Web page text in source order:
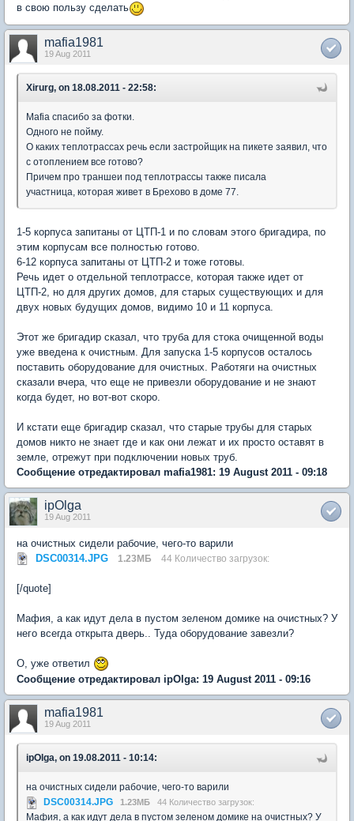
в свою пользу сделать
mafia1981
19 Aug 2011
Xirurg, on 18.08.2011 - 22:58:
Mafia спасибо за фотки.
Одного не пойму.
О каких теплотрассах речь если застройщик на пикете заявил, что
с отоплением все готово?
Причем про траншеи под теплотрассы также писала
участница, которая живет в Брехово в доме 77.
1-5 корпуса запитаны от ЦТП-1 и по словам этого бригадира, по
этим корпусам все полностью готово.
6-12 корпуса запитаны от ЦТП-2 и тоже готовы.
Речь идет о отдельной теплотрассе, которая также идет от
ЦТП-2, но для других домов, для старых существующих и для
двух новых будущих домов, видимо 10 и 11 корпуса.
Этот же бригадир сказал, что труба для стока очищенной воды
уже введена к очистным. Для запуска 1-5 корпусов осталось
поставить оборудование для очистных. Работяги на очистных
сказали вчера, что еще не привезли оборудование и не знают
когда будет, но вот-вот скоро.
И кстати еще бригадир сказал, что старые трубы для старых
домов никто не знает где и как они лежат и их просто оставят в
земле, отрежут при подключении новых труб.
Сообщение отредактировал mafia1981: 19 August 2011 - 09:18
ipOlga
19 Aug 2011
на очистных сидели рабочие, чего-то варили
DSC00314.JPG
1.23МБ 44 Количество загрузок:
[/quote]
Мафия, а как идут дела в пустом зеленом домике на очистных? У
него всегда открыта дверь.. Туда оборудование завезли?
О, уже ответил
Сообщение отредактировал ipOlga: 19 August 2011 - 09:16
mafia1981
19 Aug 2011
ipOlga, on 19.08.2011 - 10:14:
на очистных сидели рабочие, чего-то варили
DSC00314.JPG
1.23МБ 44 Количество загрузок:
Мафия, а как идут дела в пустом зеленом домике на очистных? У